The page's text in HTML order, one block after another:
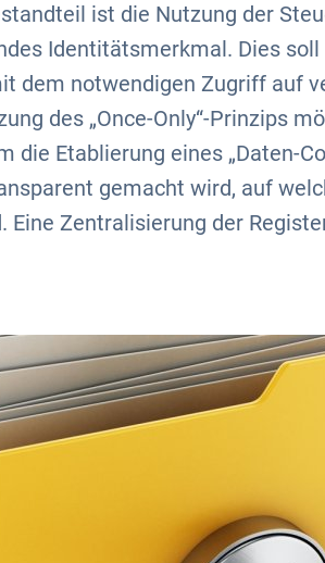
ist die Nutzung der
Identitätsmerkmal. Dies
dem notwendigen Zugriff auf
des „Once-Only“-Prinzips
die Etablierung eines „Daten-
gemacht wird, auf
Eine Zentralisierung der